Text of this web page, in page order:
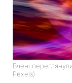
Вчені
Pexels)